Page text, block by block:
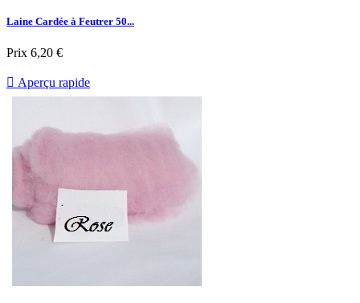
Laine Cardée à Feutrer 50...
Prix 6,20 €
 Aperçu rapide